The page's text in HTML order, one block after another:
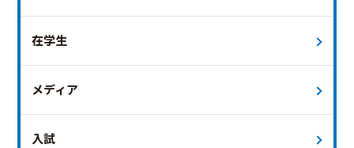
在学生
メディア
入試